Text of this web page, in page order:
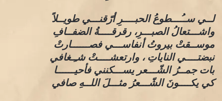
لــي ســُـــطوعُ الحبــــرِ أرّقنـــي طويــلاً
واشـــتعالُ الصبـــرِ، رقرقــــةُ الضفــافِ
موســقتْ بيروتُ أنفاســـي فصــــــارتْ
نبضتــــي الناياتِ ، وارتعشــــتْ شـِـغافي
بات جمــرُ الشّـــعر يســـكنني فأحيــــــا
كي يكــــونَ الشّـــعرُ مثـــلَ اللــهِ صافي